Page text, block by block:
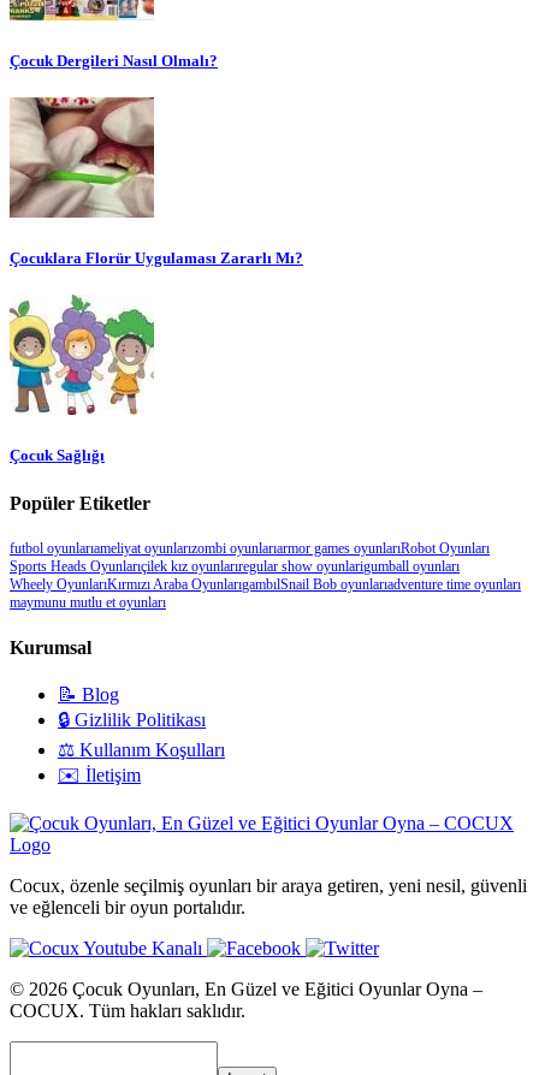
Çocuk Dergileri Nasıl Olmalı?
Çocuklara Florür Uygulaması Zararlı Mı?
Çocuk Sağlığı
Popüler Etiketler
futbol oyunlarıameliyat oyunlarızombi oyunlarıarmor games oyunlarıRobot Oyunları
Sports Heads Oyunlarıçilek kız oyunlarıregular show oyunlarigumball oyunları
Wheely OyunlarıKırmızı Araba OyunlarıgambılSnail Bob oyunlarıadventure time oyunları
maymunu mutlu et oyunları
Kurumsal
📝 Blog
🔒 Gizlilik Politikası
⚖️ Kullanım Koşulları
✉️ İletişim
Cocux, özenle seçilmiş oyunları bir araya getiren, yeni nesil, güvenli
ve eğlenceli bir oyun portalıdır.
© 2026 Çocuk Oyunları, En Güzel ve Eğitici Oyunlar Oyna –
COCUX. Tüm hakları saklıdır.